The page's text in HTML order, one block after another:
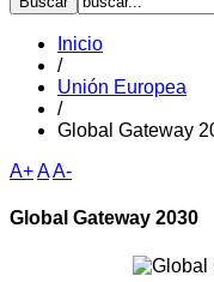
Inicio
/
Unión Europea
/
Global Gateway
A+AA-
Global Gateway 2030